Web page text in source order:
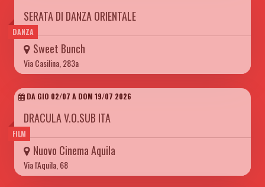
DANZA
SERATA DI DANZA ORIENTALE
Sweet Bunch
Via Casilina, 283a
FILM
DA GIO 02/07 A DOM 19/07 2026
DRACULA V.O.SUB ITA
Nuovo Cinema Aquila
Via l'Aquila, 68